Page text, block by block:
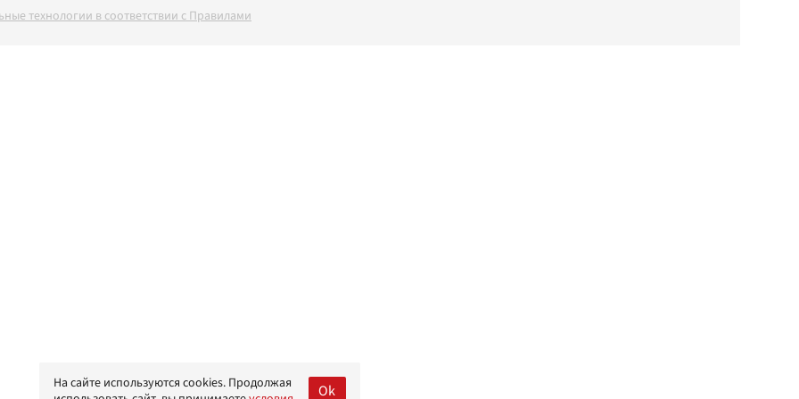
технологии в соответствии с Правилами
На сайте используются cookies. Продолжая
Ok